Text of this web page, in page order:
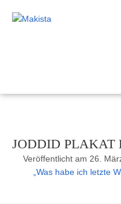
JODDID PLAKAT
Veröffentlicht am 26.
„Was habe ich letzte